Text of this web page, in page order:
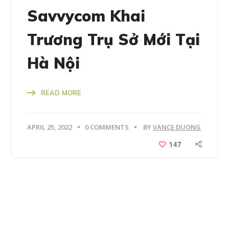
Savvycom Khai
Trương Trụ Sở Mới Tại
Hà Nội
READ MORE
APRIL 25, 2022 0 COMMENTS BYVANCE DUONG
147